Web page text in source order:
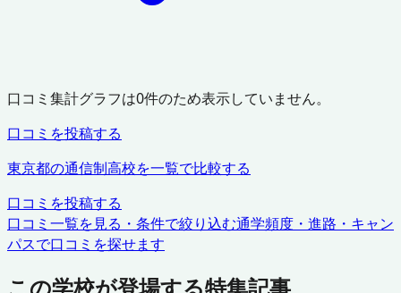
口コミ集計グラフは0件のため表示していません。
口コミを投稿する
東京都の通信制高校を一覧で比較する
口コミを投稿する
口コミ一覧を見る・条件で絞り込む通学頻度・進路・キャン
パスで口コミを探せます